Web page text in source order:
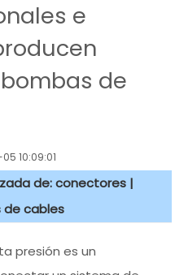
e
de
10:09:01
de: conectores |
de cables
presión es un